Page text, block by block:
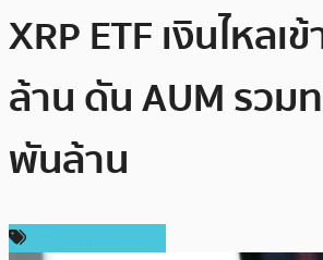
XRP ETF เงินไหลเ
ล้าน ดัน AUM รวม
พันล้าน